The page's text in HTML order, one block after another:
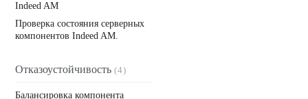
Indeed AM
Проверка состояния серверных
компонентов Indeed AM.
Отказоустойчивость (4)
Балансировка компонента